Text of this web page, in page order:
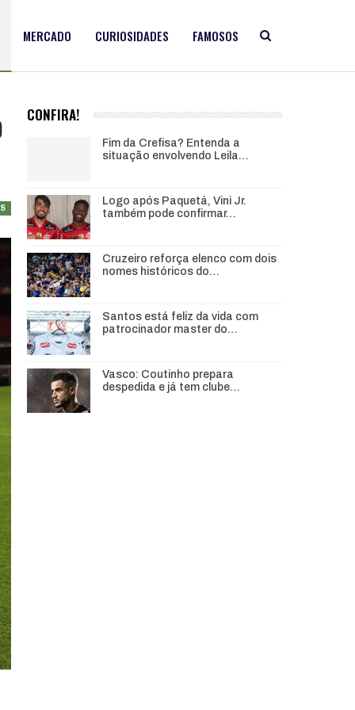
MERCADO CURIOSIDADES FAMOSOS
CONFIRA!
Fim da Crefisa? Entenda a
situação envolvendo Leila…
Logo após Paquetá, Vini Jr.
também pode confirmar…
Cruzeiro reforça elenco com dois
nomes históricos do…
Santos está feliz da vida com
patrocinador master do…
Vasco: Coutinho prepara
despedida e já tem clube…